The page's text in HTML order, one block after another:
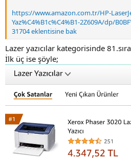
https://www.amazon.com.tr/HP-
Yaz%C4%B1c%C4%B1-2Z609A/dp/
31704 eklentisine bak
Lazer yazıcılar kategorisinde
İlk üç ise şöyle;